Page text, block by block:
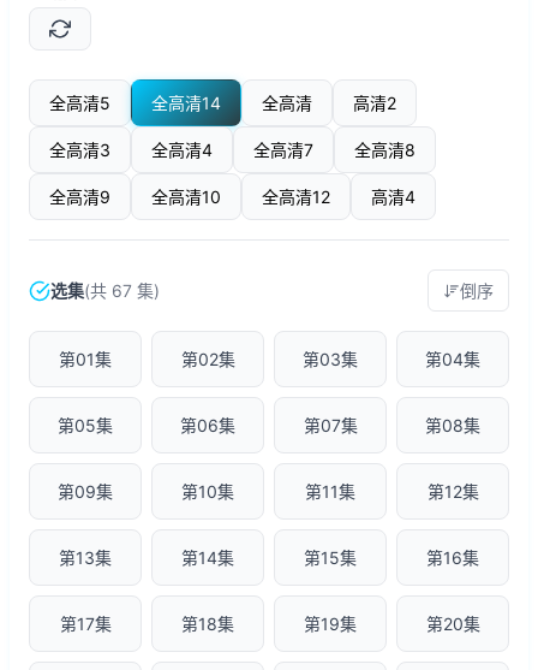
全高清5 全高清14 全高清 高清2
全高清3 全高清4 全高清7 全高清8
全高清9 全高清10 全高清12 高清4
选集(共 67 集) 倒序
第01集 第02集 第03集 第04集
第05集 第06集 第07集 第08集
第09集 第10集 第11集 第12集
第13集 第14集 第15集 第16集
第17集 第18集 第19集 第20集